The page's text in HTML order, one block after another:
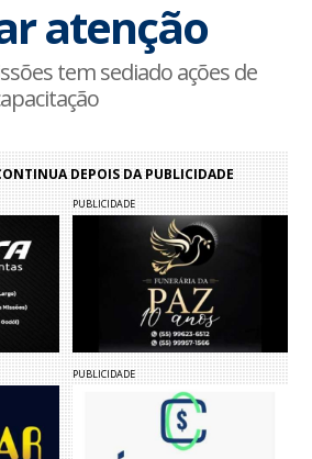
atenção
tem sediado ações de
DEPOIS DA PUBLICIDADE
PUBLICIDADE
PUBLICIDADE